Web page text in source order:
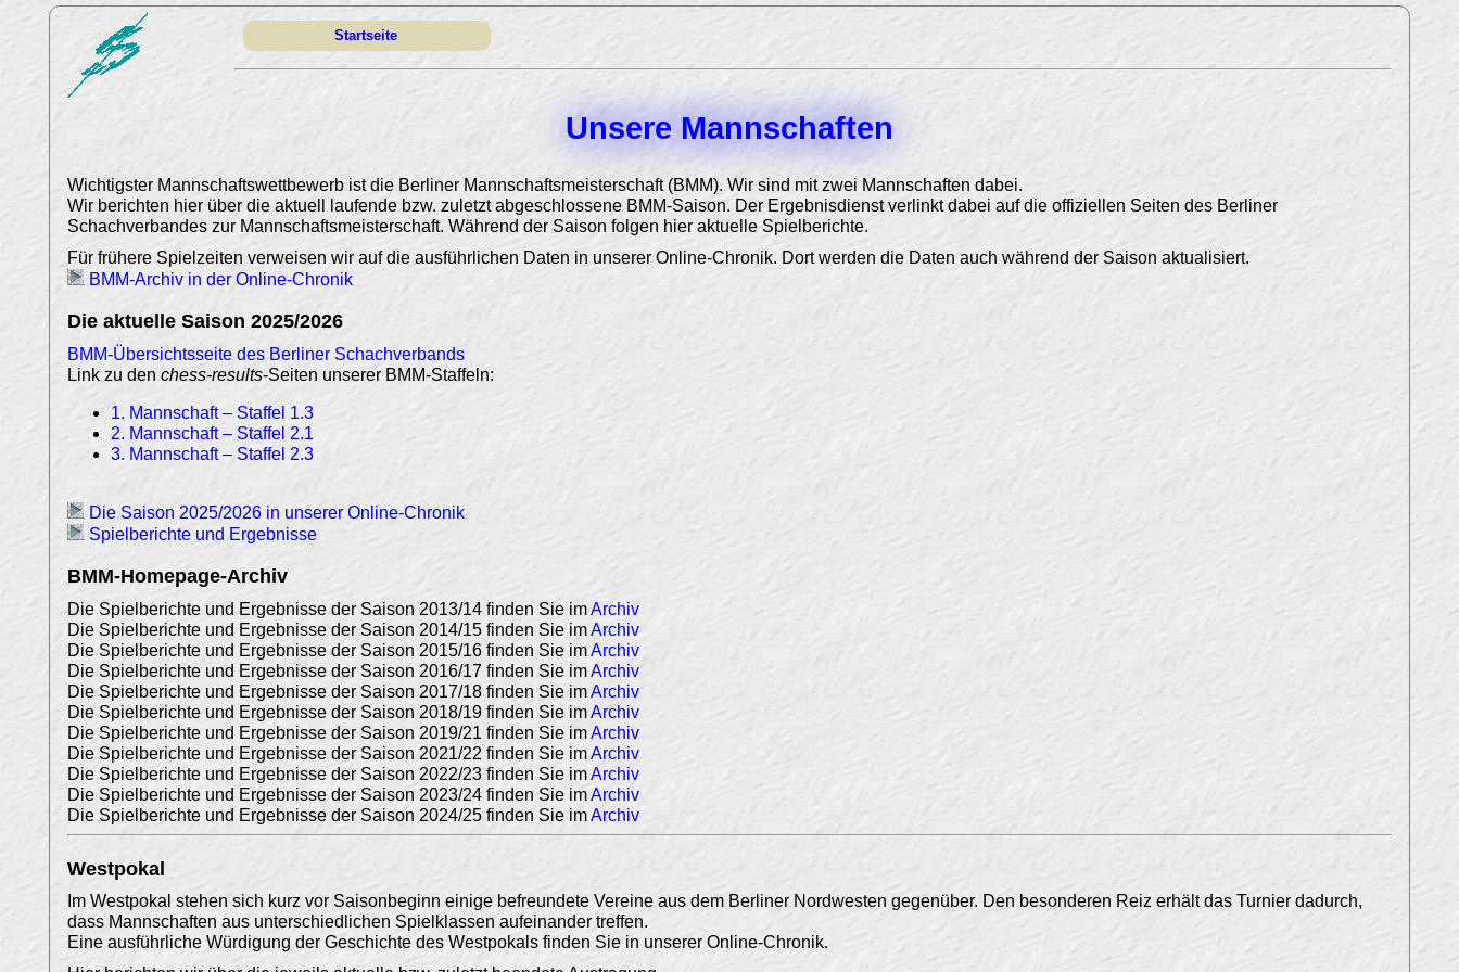
Startseite
Unsere Mannschaften
Wichtigster Mannschaftswettbewerb ist die Berliner Mannschaftsmeisterschaft (BMM). Wir sind mit zwei Mannschaften dabei.
Wir berichten hier über die aktuell laufende bzw. zuletzt abgeschlossene BMM-Saison. Der Ergebnisdienst verlinkt dabei auf die offiziellen Seiten des Berliner
Schachverbandes zur Mannschaftsmeisterschaft. Während der Saison folgen hier aktuelle Spielberichte.
Für frühere Spielzeiten verweisen wir auf die ausführlichen Daten in unserer Online-Chronik. Dort werden die Daten auch während der Saison aktualisiert.
BMM-Archiv in der Online-Chronik
Die aktuelle Saison 2025/2026
BMM-Übersichtsseite des Berliner Schachverbands
Link zu den chess-results-Seiten unserer BMM-Staffeln:
1. Mannschaft – Staffel 1.3
2. Mannschaft – Staffel 2.1
3. Mannschaft – Staffel 2.3
Die Saison 2025/2026 in unserer Online-Chronik
Spielberichte und Ergebnisse
BMM-Homepage-Archiv
Die Spielberichte und Ergebnisse der Saison 2013/14 finden Sie imArchiv
Die Spielberichte und Ergebnisse der Saison 2014/15 finden Sie imArchiv
Die Spielberichte und Ergebnisse der Saison 2015/16 finden Sie imArchiv
Die Spielberichte und Ergebnisse der Saison 2016/17 finden Sie imArchiv
Die Spielberichte und Ergebnisse der Saison 2017/18 finden Sie imArchiv
Die Spielberichte und Ergebnisse der Saison 2018/19 finden Sie imArchiv
Die Spielberichte und Ergebnisse der Saison 2019/21 finden Sie imArchiv
Die Spielberichte und Ergebnisse der Saison 2021/22 finden Sie imArchiv
Die Spielberichte und Ergebnisse der Saison 2022/23 finden Sie imArchiv
Die Spielberichte und Ergebnisse der Saison 2023/24 finden Sie imArchiv
Die Spielberichte und Ergebnisse der Saison 2024/25 finden Sie imArchiv
Westpokal
Im Westpokal stehen sich kurz vor Saisonbeginn einige befreundete Vereine aus dem Berliner Nordwesten gegenüber. Den besonderen Reiz erhält das Turnier dadurch,
dass Mannschaften aus unterschiedlichen Spielklassen aufeinander treffen.
Eine ausführliche Würdigung der Geschichte des Westpokals finden Sie in unserer Online-Chronik.